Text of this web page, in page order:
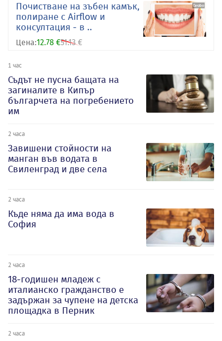
Почистване на зъбен камък,
полиране с Airflow и
консултация - в ..
Цена:12.78 €51.13 €
1 час
Съдът не пусна бащата на
загиналите в Кипър
българчета на погребението
им
2 часа
Завишени стойности на
манган във водата в
Свиленград и две села
2 часа
Къде няма да има вода в
София
2 часа
18-годишен младеж с
италианско гражданство е
задържан за чупене на детска
площадка в Перник
2 часа